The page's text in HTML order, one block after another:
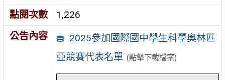
點閱次數
1,226
公告內容
2025參加國際國中學生科學奧林匹
亞競賽代表名單 (點擊下載檔案)